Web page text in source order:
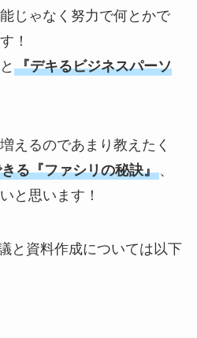
じゃなく努力で何とかで
！
『デキるビジネスパーソ
えるのであまり教えたく
る『ファシリの秘訣』、
と思います！
と資料作成については以下